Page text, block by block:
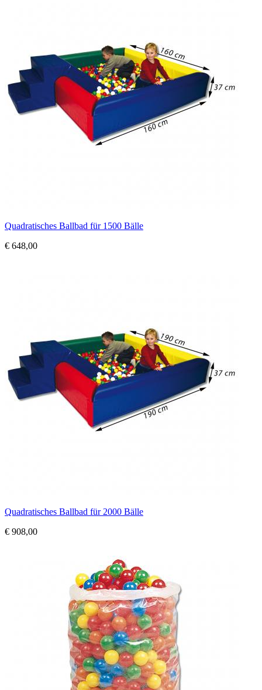
Quadratisches Ballbad für 1500 Bälle
€ 648,00
Quadratisches Ballbad für 2000 Bälle
€ 908,00